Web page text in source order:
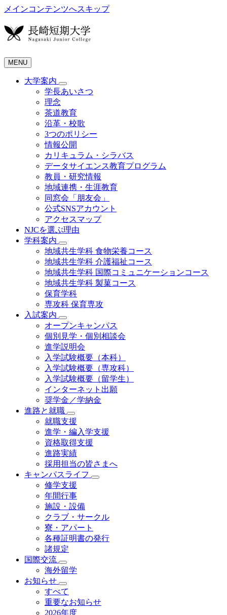
メインコンテンツへスキップ
MENU
大学案内
学長あいさつ
理念
茶道教育
沿革・校歌
3つのポリシー
情報公開
カリキュラム・シラバス
データサイエンス教育プログラム
教員・研究情報
地域連携・生涯教育
同窓会「朋友会」
公式SNSアカウント
アクセスマップ
NJCを選ぶ理由
学科案内
地域共⽣学科 ⾷物栄養コース
地域共生学科 介護福祉コース
地域共生学科 国際コミュニケーションコース
地域共⽣学科 製菓コース
保育学科
専攻科 保育専攻
入試案内
オープンキャンパス
個別⾒学・個別相談会
進学説明会
入学試験概要（本科）
入学試験概要（専攻科）
入学試験概要（留学生）
インターネット出願
奨学金／学納金
進路と就職
就職支援
進学・編入学支援
資格取得⽀援
進路実績
採用担当の皆さまへ
キャンパスライフ
修学支援
年間行事
施設・設備
クラブ・サークル
寮・アパート
各種証明書の発⾏
諸規定
国際交流
海外留学
お知らせ
すべて
重要なお知らせ
2026年度